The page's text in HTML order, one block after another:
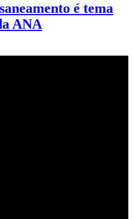
é tema
ANA